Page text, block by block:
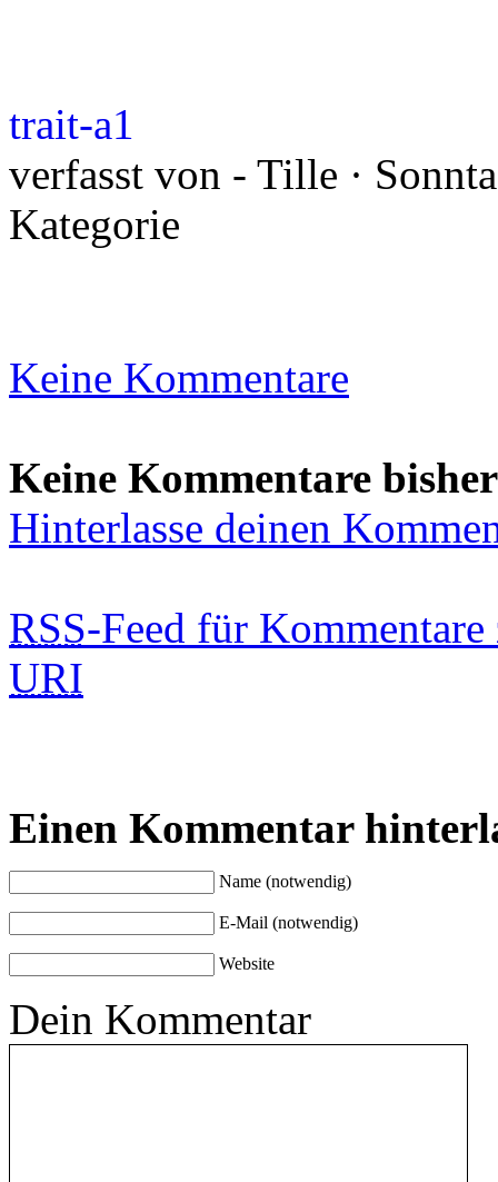
trait-a1
verfasst von - Tille ·
Kategorie
Keine Kommentare
Keine Kommentare bisher
Hinterlasse deinen
RSS-Feed für
URI
Einen Kommentar
Name (notwendig)
E-Mail (notwendig)
Website
Dein Kommentar